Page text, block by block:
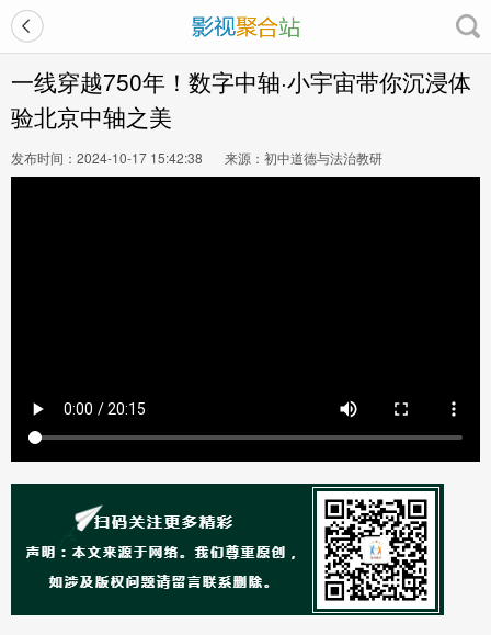
一线穿越750年！数字中轴·小宇宙带你沉浸体
验北京中轴之美
发布时间：2024-10-17 15:42:38 来源：初中道德与法治教研